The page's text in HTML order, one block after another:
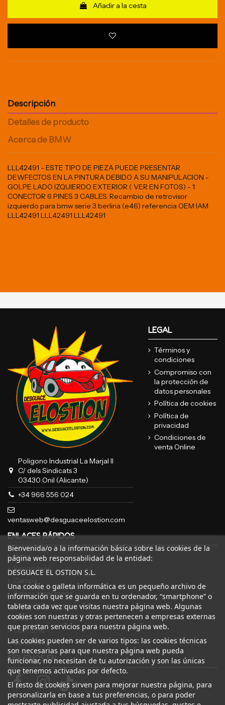
Añadir a la cesta
Descripción
Detalles de producto
Acerca de BMW
LLL42491 - ESTE TIPO DE PIEZA PUEDE PRESENTAR
DEWFECTOS EN LA PINTURA DEBIDO A SU MANIPULACION -
GOLPE LADO IZQUIERDO EXTERIOR ( VER EN FOTOS) - 1
CONECTOR 6 PINES 3 CABLES. Recambio de retrovisor
izquierdo para bmw serie 3 berlina (e46) referencia OEM IAM
LLL42491 LLL42491 LLL42491
Poligono Industrial La Marjal II
C/ dels Sindicats 3
03430 Onil (Alicante)
+34 966 556 024
ventasweb@desguaceelostion.com
LEGAL
Términos y
condiciones
Compromiso con
la protección de
datos personales
Política de cookies
Política de
privacidad
Condiciones de
venta Online
ENLACES RÁPIDOS
Inicio
Recambios
Bajas y tasaciones
Sobre Nosotros
Blog
Contacto
Canal Ético
Bienvenida/o a la información básica sobre las cookies de la
página web responsabilidad de la entidad:
DESGUACE EL OSTION S.L.
Una cookie o galleta informática es un pequeño archivo de
información que se guarda en tu ordenador, “smartphone” o
tableta cada vez que visitas nuestra página web. Algunas
cookies son nuestras y otras pertenecen a empresas externas
que prestan servicios para nuestra página web.
Las cookies pueden ser de varios tipos: las cookies técnicas
son necesarias para que nuestra página web pueda
funcionar, no necesitan de tu autorización y son las únicas
que tenemos activadas por defecto.
El resto de cookies sirven para mejorar nuestra página, para
personalizarla en base a tus preferencias, o para poder
SÍGUENOS EN